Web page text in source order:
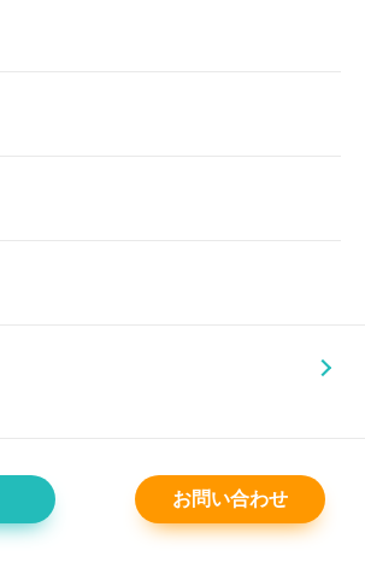
お問い合わせ